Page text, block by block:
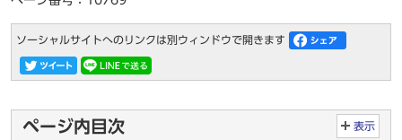
ソーシャルサイトへのリンクは別ウィンドウで開きます
ページ内目次 表示